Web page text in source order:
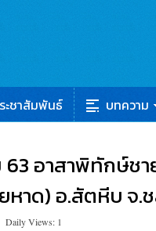
ะชาสัมพันธ์ บทความ
อาสาพิทักษ์ชา
ยหาด) อ.สัตหีบ จ.
Daily Views: 1